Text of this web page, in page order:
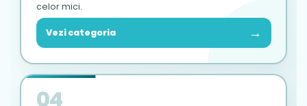
celor mici.
Vezi categoria →
04